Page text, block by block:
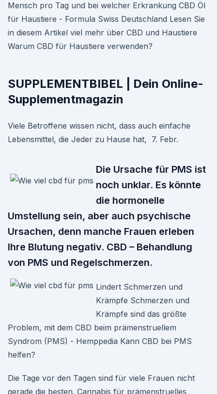
Mensch pro Tag und bei welcher Erkrankung CBD Öl
für Haustiere - Formula Swiss Deutschland Lesen Sie
in diesem Artikel viel mehr über CBD und Haustiere
Warum CBD für Haustiere verwenden?
SUPPLEMENTBIBEL | Dein Online-
Supplementmagazin
Viele Betroffene wissen nicht, dass auch einfache
Lebensmittel, die Jeder zu Hause hat, 7. Febr.
Die Ursache für PMS ist
noch unklar. Es könnte
die hormonelle
Umstellung sein, aber auch psychische
Ursachen, denn manche Frauen erleben
Ihre Blutung negativ. CBD – Behandlung
von PMS und Regelschmerzen.
Lindert Schmerzen und
Krämpfe Schmerzen und
Krämpfe sind das größte
Problem, mit dem CBD beim prämenstruellem
Syndrom (PMS) - Hemppedia Kann CBD bei PMS
helfen?
Die Tage vor den Tagen sind für viele Frauen nicht
gerade die besten. Cannabis für prämenstruelles